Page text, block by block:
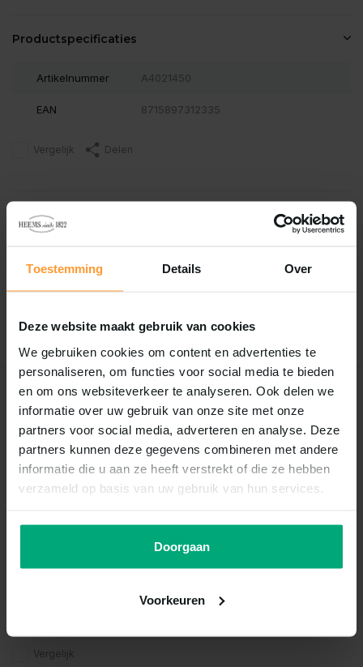
Toestemming Details Over
Deze website maakt gebruik van cookies
We gebruiken cookies om content en advertenties te
personaliseren, om functies voor social media te bieden
en om ons websiteverkeer te analyseren. Ook delen we
informatie over uw gebruik van onze site met onze
partners voor social media, adverteren en analyse. Deze
partners kunnen deze gegevens combineren met andere
informatie die u aan ze heeft verstrekt of die ze hebben
verzameld op basis van uw gebruik van hun services.
Doorgaan
Voorkeuren
Productspecificaties
Artikelnummer A4021450
EAN 8715897312335
Vergelijk Delen
Reviews
Schrijf je eigen review
Recent bekeken
Vergelijk